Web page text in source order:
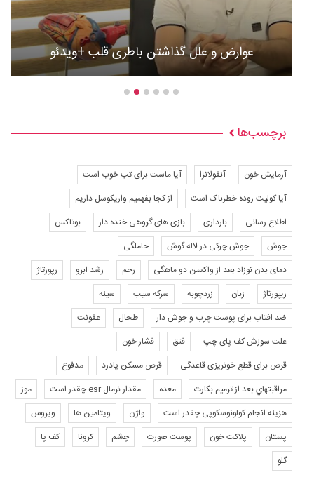
عوارض و علل گذاشتن باطری قلب +ویدئو
برچسب‌ها
آزمایش خون آنفولانزا
آیا ماست برای تب خوب است
آیا کولیت روده خطرناک است
از کجا بفهمیم واریکوسل داریم
اطلاع رسانی
بارداری بازی های گروهی خنده دار
بوتاکس
جوش
جوش چرکی در لاله گوش
حاملگی
دمای بدن نوزاد بعد از واکسن دو ماهگی
رحم رشد ابرو
رپورتاژ
ریپورتاژ
زبان زردچوبه سرکه سیب
سینه
ضد افتاب برای پوست چرب و جوش دار
طحال
عفونت
علت سوزش کف پای چپ
فتق
فشار خون
قرص برای قطع خونریزی قاعدگی
قرص مسکن پادرد
مدفوع
مراقبتهاي بعد از ترميم بكارت
معده مقدار نرمال esr چقدر است
موز
هزینه انجام کولونوسکوپی چقدر است
واژن ویتامین ها
ویروس
پستان
پلاکت خون پوست صورت چشم کرونا
کف پا
گلو